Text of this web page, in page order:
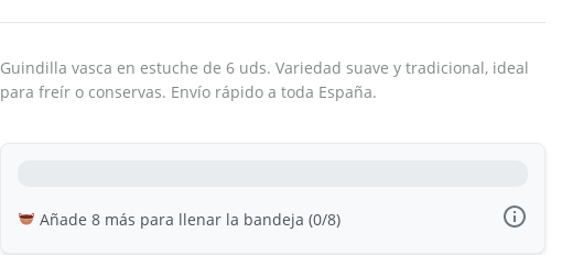
Guindilla vasca en estuche de 6 uds. Variedad suave y tradicional, ideal
para freír o conservas. Envío rápido a toda España.
Añade 8 más para llenar la bandeja (0/8)